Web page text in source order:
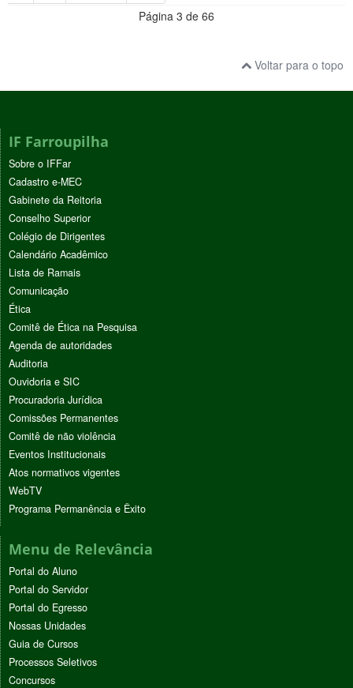
Página 3 de 66
Voltar para o topo
IF Farroupilha
Sobre o IFFar
Cadastro e-MEC
Gabinete da Reitoria
Conselho Superior
Colégio de Dirigentes
Calendário Acadêmico
Lista de Ramais
Comunicação
Ética
Comitê de Ética na Pesquisa
Agenda de autoridades
Auditoria
Ouvidoria e SIC
Procuradoria Jurídica
Comissões Permanentes
Comitê de não violência
Eventos Institucionais
Atos normativos vigentes
WebTV
Programa Permanência e Êxito
Menu de Relevância
Portal do Aluno
Portal do Servidor
Portal do Egresso
Nossas Unidades
Guia de Cursos
Processos Seletivos
Concursos